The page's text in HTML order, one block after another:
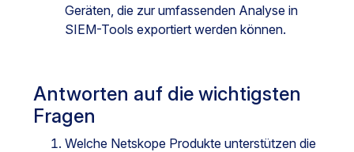
Geräten, die zur umfassenden Analyse in
SIEM-Tools exportiert werden können.
Antworten auf die wichtigsten
Fragen
Welche Netskope Produkte unterstützen die